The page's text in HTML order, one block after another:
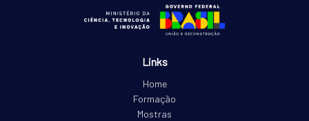
Links
Home
Formação
Mostras